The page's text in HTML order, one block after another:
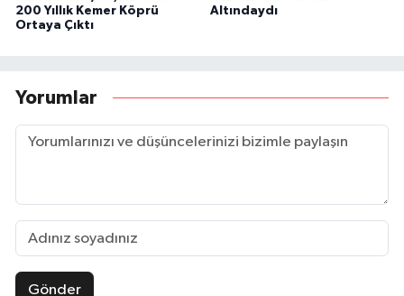
200 Yıllık Kemer Köprü
Ortaya Çıktı
Altındaydı
Yorumlar
Gönder